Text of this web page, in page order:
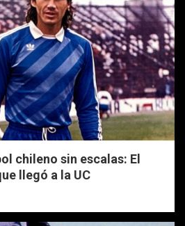
chileno sin escalas: El
llegó a la UC